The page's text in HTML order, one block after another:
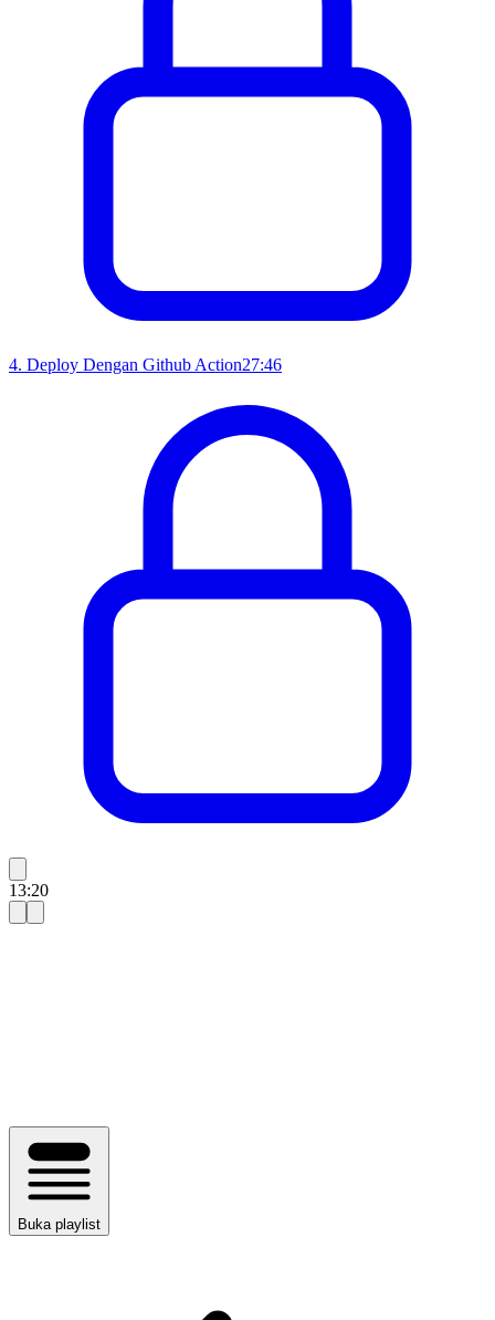
4. Deploy Dengan Github Action27:46
13:20
Buka playlist